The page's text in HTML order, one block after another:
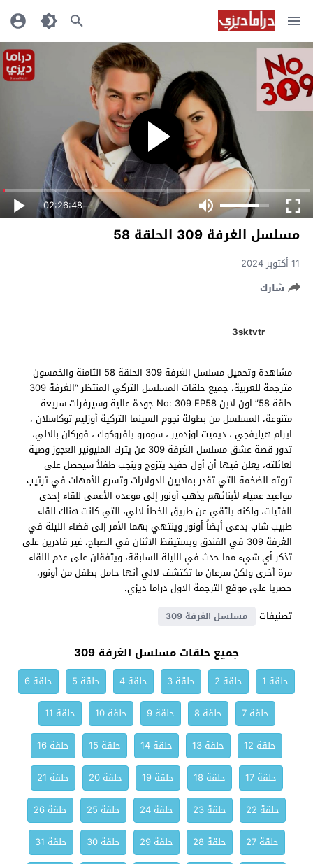
02:26:48
مسلسل الغرفة 309 الحلقة 58
11 أكتوبر 2024
شارك
3sktvtr
مشاهدة وتحميل مسلسل الغرفة 309 الحلقة 58 الثامنة والخمسون
مترجمة للعربية، جميع حلقات المسلسل التركي المنتظر “الغرفة 309
حلقة 58” اون لاين No: 309 EP58 جودة عالية وسيرفرات سريعة
متنوعة، المسلسل من بطولة نجوم السينما التركية أوزليم توكاسلان ،
ايرام هيليفجي ، ديميت اوزدمير ، سومرو يافروكوك ، فوركان بالالي،
تدور قصة عشق مسلسل الغرفة 309 عن يترك المليونير العجوز وصية
لعائلته، يعلن فيها أن أول حفيد يتزوج وينجب طفلاً سيحصل على
ثروته الضخمة التي تقدر بملايين الدولارات وتسرع الأمهات في ترتيب
مواعيد عمياء لأبنائهم يذهب أونور إلى موعده الأعمى للقاء إحدى
الفتيات، ولكنه يلتقي عن طريق الخطأ لالي، التي كانت هناك للقاء
طبيب شاب يدعى أيضاً أونور وينتهي بهما الأمر إلى قضاء الليلة في
الغرفة 309 في الفندق ويستيقظ الاثنان في الصباح، غير قادرين على
تذكر أي شيء مما حدث في الليلة السابقة، ويتفقان على عدم اللقاء
مرة أخرى ولكن سرعان ما تكتشف لالي أنها حامل بطفل من أونور،
حصريا على موقع الترجمة الاول دراما ديزي.
تصنيفات
مسلسل الغرفة 309
جميع حلقات مسلسل الغرفة 309
حلقة 1 حلقة 2 حلقة 3 حلقة 4 حلقة 5
حلقة 6
حلقة 7
حلقة 8 حلقة 9 حلقة 10
حلقة 11
حلقة 12
حلقة 13 حلقة 14 حلقة 15
حلقة 16
حلقة 17
حلقة 18 حلقة 19 حلقة 20
حلقة 21
حلقة 22
حلقة 23 حلقة 24 حلقة 25
حلقة 26
حلقة 27
حلقة 28 حلقة 29 حلقة 30
حلقة 31